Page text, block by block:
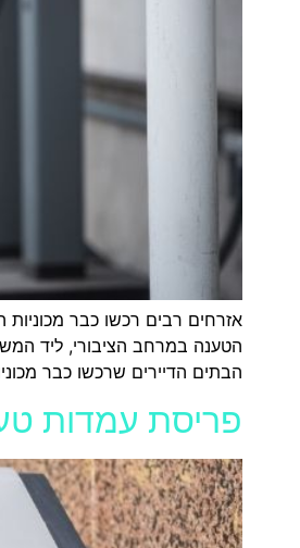
אזרחים רבים רכשו כבר
הטענה במרחב הציבורי, ליד
הבתים הדיירים שרכשו כבר
פריסת עמדות